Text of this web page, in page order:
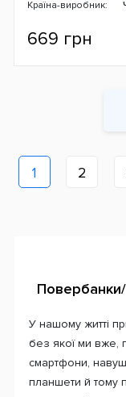
Країна-виробник:
669 грн
1 2
Повербанки/
У нашому житті
без якої ми вже,
смартфони,
планшети й тому